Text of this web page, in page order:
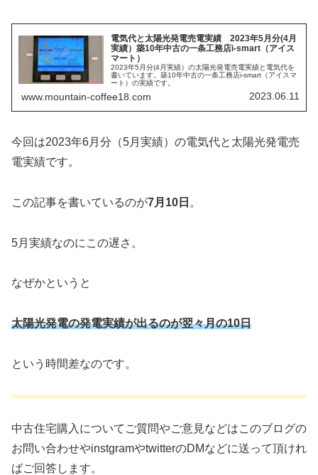
電気代と太陽光発電売電実績 2023年5月分(4月
実績）築10年中古の一条工務店i-smart（アイス
マート）
2023年5月分(4月実績）の太陽光発電売電実績と電気代を
書いています。築10年中古の一条工務店i-smart（アイスマ
ート）の実績です。
www.mountain-coffee18.com 2023.06.11
今回は2023年6月分（5月実績）の電気代と太陽光発電売
電実績です。
この記事を書いているのが7月10日 。
5月実績なのにこの遅さ。
なぜかというと
太陽光発電の発電実績が出るのが翌々月の10日
という時間差なのです。
中古住宅購入についてご質問やご意見などはこのブログの
お問い合わせやinstgramやtwitterのDMなどに送って頂けれ
ばご回答します。